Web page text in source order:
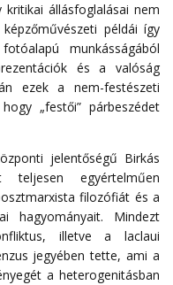
állásfoglalásai nem
példái így
munkásságából
és a valóság
ezek a nem-festészeti
„festői” párbeszédet
jelentőségű Birkás
teljesen egyértelműen
filozófiát és a
hagyományait. Mindezt
illetve a laclaui
jegyében tette, ami a
a heterogenitásban